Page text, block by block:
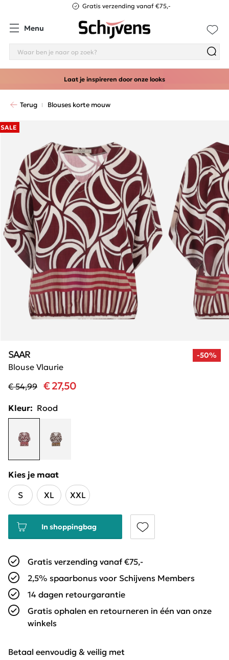
Gratis verzending vanaf €75,-
Menu
Laat je inspireren door onze looks
Terug Blouses korte mouw
SALE
-50%
Blouse Vlaurie
SAAR
€ 54,99 € 27,50
Kleur: Rood
Kies je maat
S
XL XXL
In shoppingbag
Gratis verzending vanaf €75,-
2,5% spaarbonus voor Schijvens Members
14 dagen retourgarantie
Gratis ophalen en retourneren in één van onze
winkels
Betaal eenvoudig & veilig met